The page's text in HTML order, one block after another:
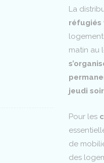
La
réfugiés
matin au
jeudi
Pour les
de
des